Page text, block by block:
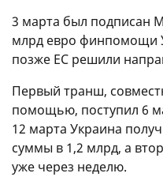
3 марта был подписан
млрд евро финпомощи
позже ЕС решили
Первый транш,
помощью, поступил 6
12 марта Украина
суммы в 1,2 млрд, а
уже через неделю.